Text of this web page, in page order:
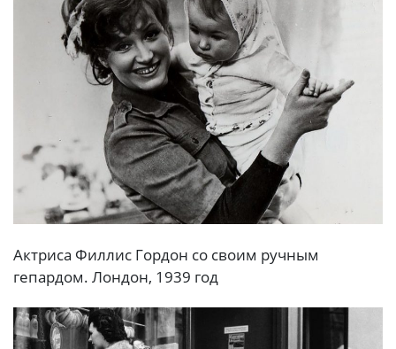
Актриса Филлис Гордон со своим ручным
гепардом. Лондон, 1939 год